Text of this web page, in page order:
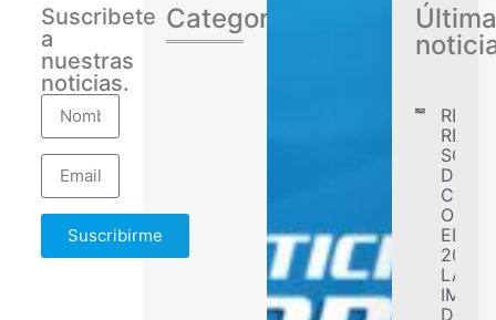
Suscribete
a
nuestras
noticias.
Suscribirme
Categorias
EL
2026
LA
DE